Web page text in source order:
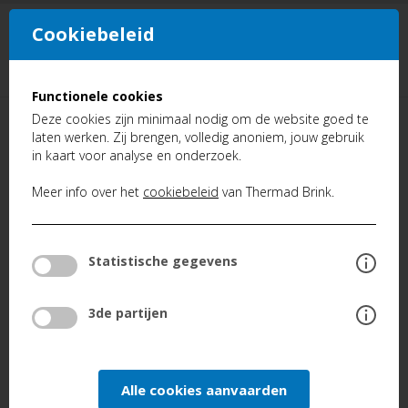
Cookiebeleid
Functionele cookies
Deze cookies zijn minimaal nodig om de website goed te
laten werken. Zij brengen, volledig anoniem, jouw gebruik
in kaart voor analyse en onderzoek.
Meer info over het cookiebeleid van Thermad Brink.
Statistische gegevens
3de partijen
Alle cookies aanvaarden
TERUG
Producten
VENTILATIE
WARMTETERUGWINNING
Ons assortiment van balansventilatie,
sensoren en vraagsturing maakt selectie van